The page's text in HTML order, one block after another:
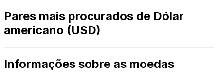
Pares mais procurados de Dólar
americano (USD)
Informações sobre as moedas